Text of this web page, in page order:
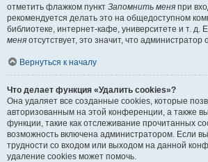
отметить флажком пункт Запомнить меня при
рекомендуется делать это на общедоступном
библиотеке, интернет-кафе, университете и т. д.
меня отсутствует, это значит, что
Вернуться к началу
Что делает функция «Удалить cookies»?
Она удаляет все созданные cookies, которые
авторизованным на этой конференции, а также
функции, такие как отслеживание прочитанных
возможность включена администратором. Если
трудности со входом или выходом на данной
удаление cookies может помочь.